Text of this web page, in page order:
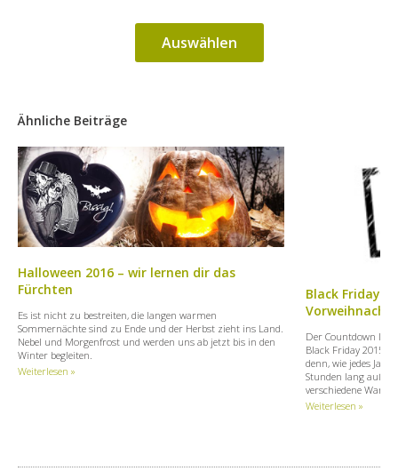
Auswählen
Ähnliche Beiträge
Halloween 2016 – wir lernen dir das
Fürchten
Es ist nicht zu bestreiten, die langen warmen
Sommernächte sind zu Ende und der Herbst zieht ins Land.
Nebel und Morgenfrost und werden uns ab jetzt bis in den
Winter begleiten.
Weiterlesen »
Black Friday -
Der Countdown
Black Friday 2015.
denn, wie jedes
Stunden lang
verschiedene Waren.
Weiterlesen »